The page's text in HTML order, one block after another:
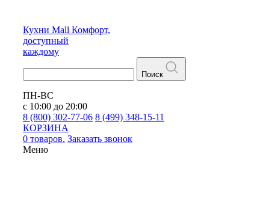
Кухни Mall Комфорт,
доступный
каждому
Поиск
ПН-ВС
с 10:00 до 20:00
8 (800) 302-77-06 8 (499) 348-15-11
КОРЗИНА
0 товаров. Заказать звонок
Меню